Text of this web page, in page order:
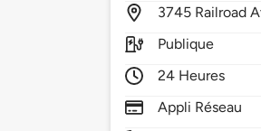
3745 Railroad
Publique
24 Heures
Appli Réseau